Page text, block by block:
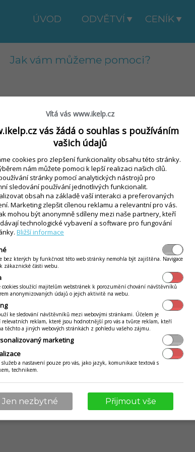
ÚVOD ODVĚTVÍ CENÍK
Jak vám můžeme pomoci?
Export / Import
Kontakty / Uživatelé Nastavení
Wolt
webináře
osobních údajů
Vítá vás www.ikelp.cz
vás žádá o souhlas s používáním
vašich údajů
cookies pro zlepšení funkcionality obsahu této stránky.
nám můžete pomoci k lepší realizaci našich cílů.
stránky pomocí analytických nástrojů pro
sledování používání jednotlivých funkcionalit.
obsah na základě vaší interakci a preferovaných
Marketing zlepšit cílenou reklamu a relevantní pro vás.
mohou být anonymně sdíleny mezi naše partnery, kteří
technologické vybavení a software pro fungování
Bližší informace
bez kterých by funkčnost této web stránky nemohla být zajištěna. Navigace
zákaznické části webu.
cookies sloužící majitelům webstránek k porozumění chování návštěvníků
anonymizovaných údajů o jejich aktivitě na webu.
ke sledování návštěvníků mezi webovými stránkami. Účelem je
relevatních reklam, které jsou hodnotnější pro vás a tvůrce reklam, kteří
těchto a jiných webových stránkách z pohledu vašeho zájmu.
marketing
a nastavení pouze pro vás, jako jazyk, komunikace textová s
technikem.
Jen nezbytné Přijmout vše